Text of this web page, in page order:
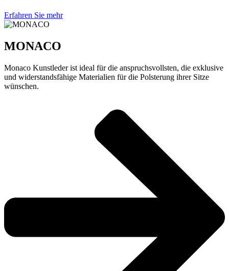
Erfahren Sie mehr
MONACO
Monaco Kunstleder ist ideal für die anspruchsvollsten, die exklusive
und widerstandsfähige Materialien für die Polsterung ihrer Sitze
wünschen.